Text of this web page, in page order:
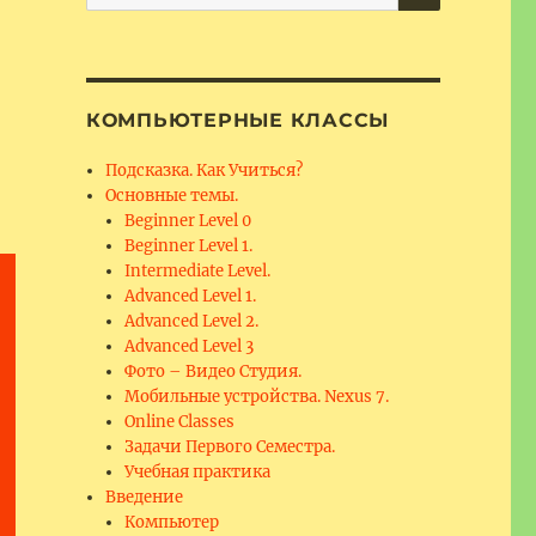
for:
КОМПЬЮТЕРНЫЕ КЛАССЫ
Подсказка. Как Учиться?
Основные темы.
Beginner Level 0
Beginner Level 1.
Intermediate Level.
Advanced Level 1.
Advanced Level 2.
Advanced Level 3
Фото – Видео Студия.
Мобильные устройства. Nexus 7.
Online Classes
Задачи Первого Семестра.
Учебная практика
Введение
Компьютер